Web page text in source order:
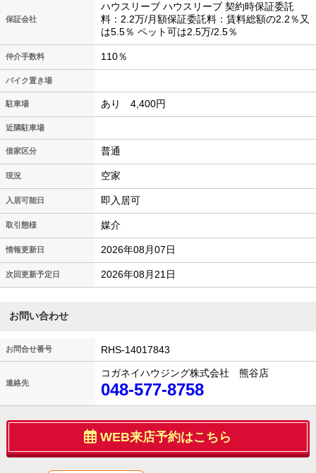
保証会社
ハウスリーブ ハウスリーブ 契約時保証委託
料：2.2万/月額保証委託料：賃料総額の2.2％又
は5.5％ ペット可は2.5万/2.5％
仲介手数料 110％
バイク置き場
駐車場 あり 4,400円
近隣駐車場
借家区分 普通
現況 空家
入居可能日 即入居可
取引態様 媒介
情報更新日 2026年08月07日
次回更新予定日 2026年08月21日
お問い合わせ
お問合せ番号 RHS-14017843
連絡先
コガネイハウジング株式会社 熊谷店
048-577-8758
WEB来店予約はこちら